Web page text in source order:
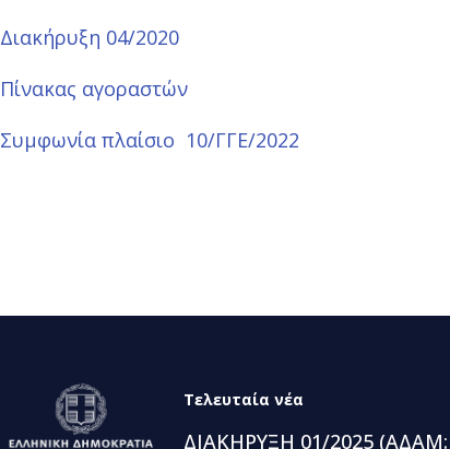
Διακήρυξη 04/2020
Πίνακας αγοραστών
Συμφωνία πλαίσιο 10/ΓΓΕ/2022
Τελευταία νέα
ΔΙΑΚΗΡΥΞΗ 01/2025 (ΑΔΑΜ: